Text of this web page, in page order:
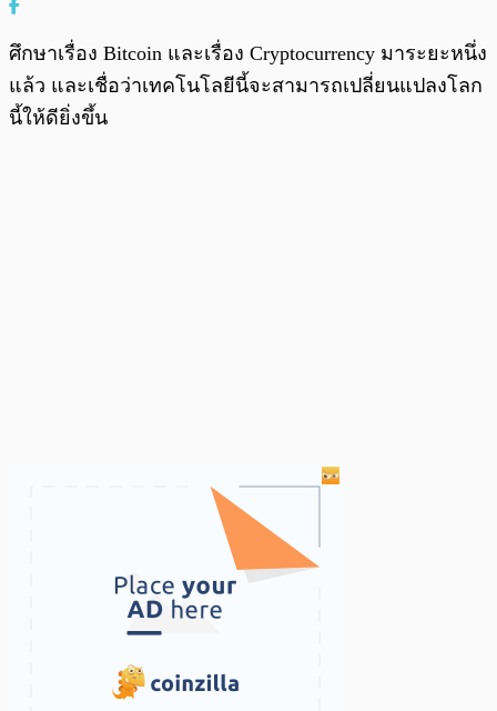
ศึกษาเรื่อง Bitcoin และเรื่อง Cryptocurrency มาระยะหนึ่ง
แล้ว และเชื่อว่าเทคโนโลยีนี้จะสามารถเปลี่ยนแปลงโลก
นี้ให้ดียิ่งขึ้น